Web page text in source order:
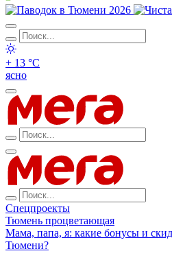
+ 13 °С
ясно
Спецпроекты
Тюмень процветающая
Мама, папа, я: какие бонусы и
Тюмени?